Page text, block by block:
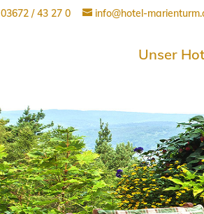
03672 / 43 27 0 info@hotel-
Unser